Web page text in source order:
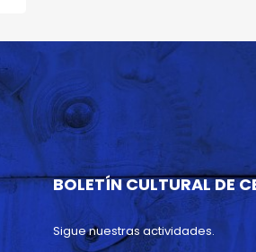
BOLETÍN CULTURAL DE
Sigue nuestras actividades.